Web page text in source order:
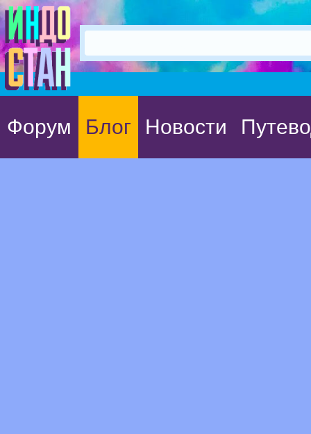
Форум Блог Новости